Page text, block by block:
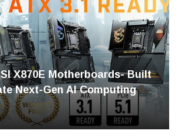
X870E Motherboards- Built
Next-Gen AI Computing